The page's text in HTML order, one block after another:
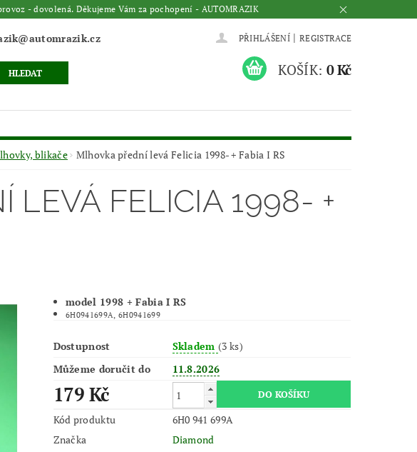
- dovolená. Děkujeme Vám za pochopení - AUTOMRAZIK
PŘIHLÁŠENÍ | REGISTRACE
KOŠÍK: 0 Kč
blikače Mlhovka přední levá Felicia 1998- + Fabia I RS
LEVÁ FELICIA 1998- +
model 1998 + Fabia I RS
6H0941699A, 6H0941699
Dostupnost Skladem(3 ks)
Můžeme doručit do
11.8.2026
179 Kč
Kód produktu
6H0 941 699A
Značka
Diamond